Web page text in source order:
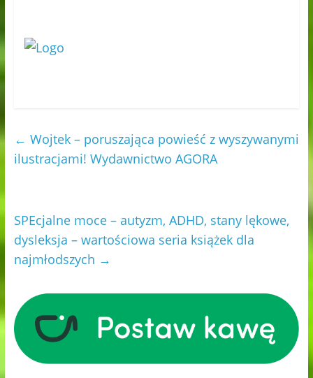
← Wojtek – poruszająca powieść z wyszywanymi
ilustracjami! Wydawnictwo AGORA
SPEcjalne moce – autyzm, ADHD, stany lękowe,
dysleksja – wartościowa seria książek dla
najmłodszych →